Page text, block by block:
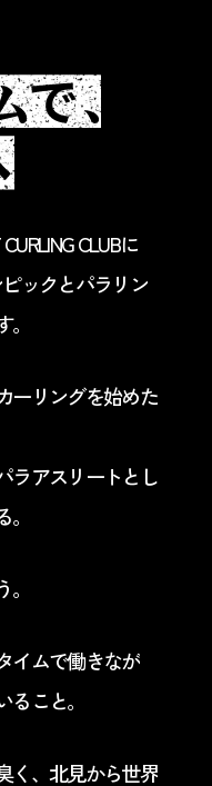
CLUBに
ックとパラリン
ーリングを始めた
ラアスリートとし
イムで働きなが
こと。
く、北見から世界